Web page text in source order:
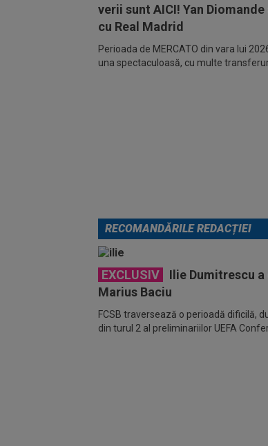
verii sunt AICI! Yan
cu Real Madrid
Perioada de MERCATO din vara lui
una spectaculoasă, cu multe transferuri
RECOMANDĂRILE REDACȚIEI
EXCLUSIV
Ilie Dumitrescu
Marius Baciu
FCSB traversează o perioadă dificilă,
din turul 2 al preliminariilor UEFA